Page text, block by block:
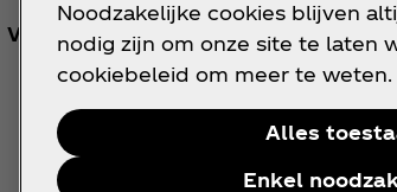
Voedingswaarden bekijken
Noodzakelijke cookies blijven
nodig zijn om onze site te laten
cookiebeleid om meer te weten.
Alles
Enkel